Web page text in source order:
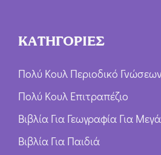
ΚΑΤΗΓΟΡΙΕΣ
Πολύ Κουλ Περιοδικό Γνώσεων
Πολύ Κουλ Επιτραπέζιο
Βιβλία Για Γεωγραφία Για
Βιβλία Για Παιδιά